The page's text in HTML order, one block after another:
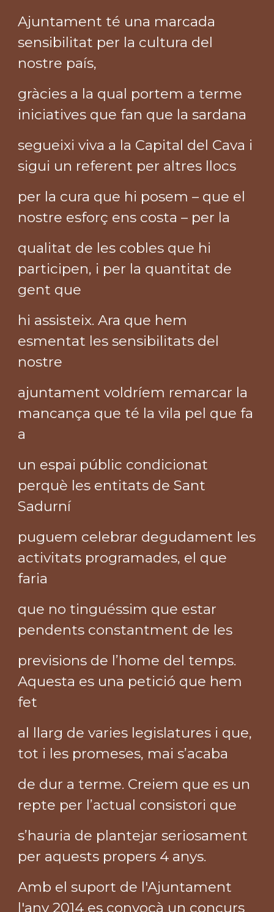
Ajuntament té una marcada
sensibilitat per la cultura del
nostre país,
gràcies a la qual portem a terme
iniciatives que fan que la sardana
segueixi viva a la Capital del Cava i
sigui un referent per altres llocs
per la cura que hi posem – que el
nostre esforç ens costa – per la
qualitat de les cobles que hi
participen, i per la quantitat de
gent que
hi assisteix. Ara que hem
esmentat les sensibilitats del
nostre
ajuntament voldríem remarcar la
mancança que té la vila pel que fa
a
un espai públic condicionat
perquè les entitats de Sant
Sadurní
puguem celebrar degudament les
activitats programades, el que
faria
que no tinguéssim que estar
pendents constantment de les
previsions de l’home del temps.
Aquesta es una petició que hem
fet
al llarg de varies legislatures i que,
tot i les promeses, mai s’acaba
de dur a terme. Creiem que es un
repte per l’actual consistori que
s’hauria de plantejar seriosament
per aquests propers 4 anys.
Amb el suport de l'Ajuntament
l'any 2014 es convocà un concurs